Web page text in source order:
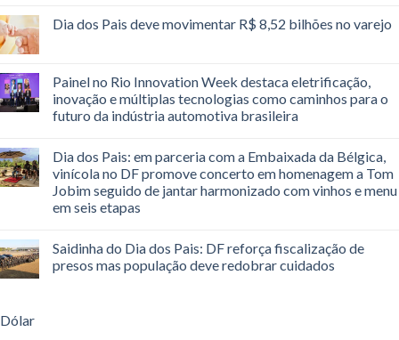
Dia dos Pais deve movimentar R$ 8,52 bilhões no varejo
Painel no Rio Innovation Week destaca eletrificação,
inovação e múltiplas tecnologias como caminhos para o
futuro da indústria automotiva brasileira
Dia dos Pais: em parceria com a Embaixada da Bélgica,
vinícola no DF promove concerto em homenagem a Tom
Jobim seguido de jantar harmonizado com vinhos e menu
em seis etapas
Saidinha do Dia dos Pais: DF reforça fiscalização de
presos mas população deve redobrar cuidados
Dólar